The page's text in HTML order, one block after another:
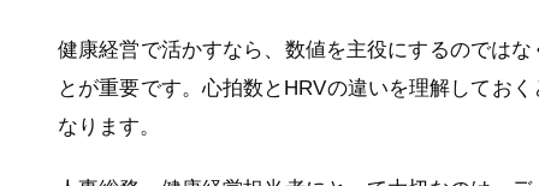
健康経営で活かすなら、数値を主役にするのでは
とが重要です。心拍数とHRVの違いを理解してお
なります。